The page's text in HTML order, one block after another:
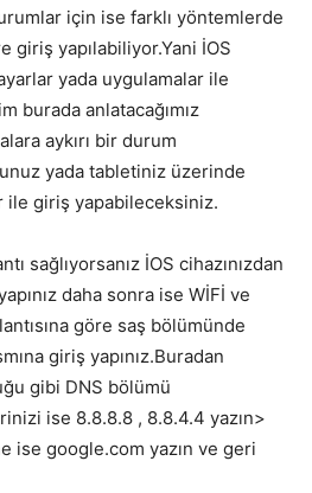
için ise farklı yöntemlerde
yapılabiliyor.Yani İOS
yada uygulamalar ile
burada anlatacağımız
aykırı bir durum
yada tabletiniz üzerinde
ile giriş yapabileceksiniz.
sağlıyorsanız İOS cihazınızdan
daha sonra ise WİFİ ve
göre saş bölümünde
giriş yapınız.Buradan
gibi DNS bölümü
ise 8.8.8.8 , 8.8.4.4 yazın>
ise google.com yazın ve geri